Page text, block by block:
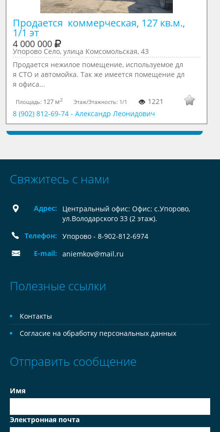
Продается  коммерческая, 127 кв.м.,
1/1 эт
4 000 000
Упорово Село, улица Комсомольская, 43
Продается нежилое помещение, используемое дл
я СТО и автомойка. Так же имеется помещение дл
я офиса...
Площадь: 127 м2 Этаж/Этажность: 1/1
1221
8 (902) 812-69-74 - Александр Леонидович
Свяжитесь с нами
Адрес:
Центральный офис: Офис: с.Упорово,
ул.Володарского 33 (2 этаж).
Телефон:
Упорово - 8-902-812-6974
E-mail:
aniemkov@mail.ru
Полезные ссылки
Контакты
Согласие на обработку персональных данных
Отправить сообщение
Имя
Электронная почта